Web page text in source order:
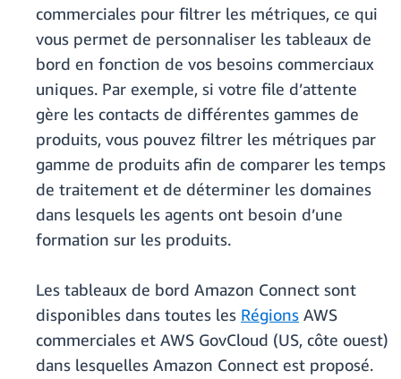
commerciales pour filtrer les métriques, ce qui
vous permet de personnaliser les tableaux de
bord en fonction de vos besoins commerciaux
uniques. Par exemple, si votre file d’attente
gère les contacts de différentes gammes de
produits, vous pouvez filtrer les métriques par
gamme de produits afin de comparer les temps
de traitement et de déterminer les domaines
dans lesquels les agents ont besoin d’une
formation sur les produits.
Les tableaux de bord Amazon Connect sont
disponibles dans toutes les Régions AWS
commerciales et AWS GovCloud (US, côte ouest)
dans lesquelles Amazon Connect est proposé.